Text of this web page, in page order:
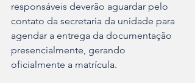
responsáveis deverão aguardar pelo
contato da secretaria da unidade para
agendar a entrega da documentação
presencialmente, gerando
oficialmente a matrícula.